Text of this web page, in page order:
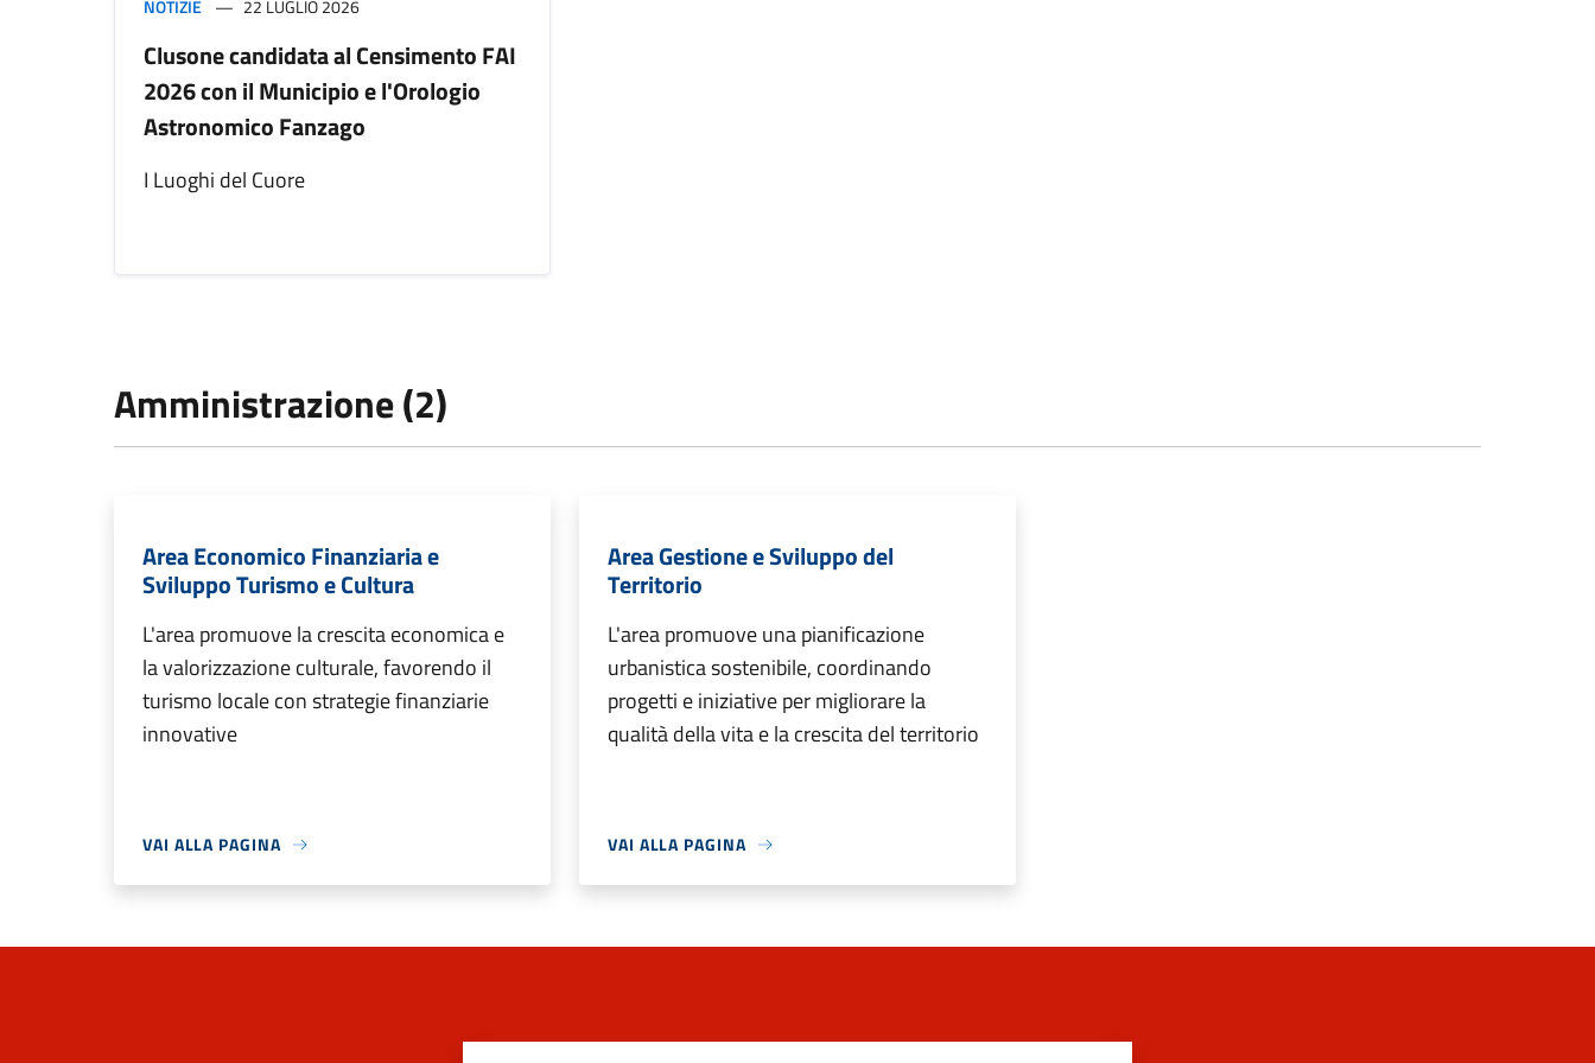
NOTIZIE 22 LUGLIO 2026
Clusone candidata al Censimento FAI
2026 con il Municipio e l'Orologio
Astronomico Fanzago
I Luoghi del Cuore
Amministrazione (2)
Area Economico Finanziaria e
Sviluppo Turismo e Cultura
L'area promuove la crescita economica e
la valorizzazione culturale, favorendo il
turismo locale con strategie finanziarie
innovative
VAI ALLA PAGINA
Area Gestione e Sviluppo del
Territorio
L'area promuove una pianificazione
urbanistica sostenibile, coordinando
progetti e iniziative per migliorare la
qualità della vita e la crescita del territorio
VAI ALLA PAGINA